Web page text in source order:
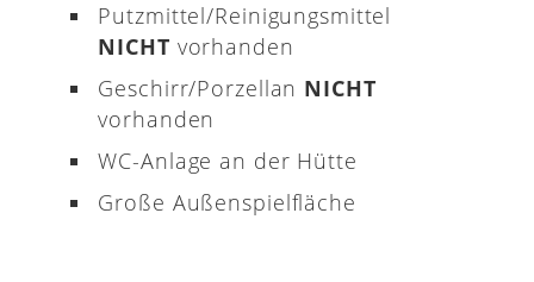
Putzmittel/Reinigungsmittel
NICHT vorhanden
Geschirr/Porzellan NICHT
vorhanden
WC-Anlage an der Hütte
Große Außenspielfläche